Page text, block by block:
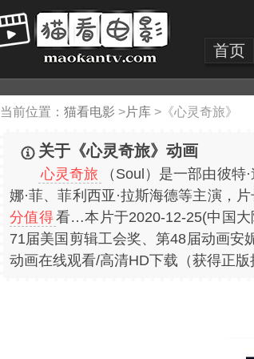
首页
当前位置： 猫看电影 >片库 > 《心灵奇旅》
关于《心灵奇旅》动画
心灵奇旅
（Soul）是一部由彼
娜·菲、菲利西亚·拉斯海德等主演，片
分值得看…本片于2020-12-25(中国大
71届美国剪辑工会奖、第48届动画安
动画在线观看/高清HD下载（获得正